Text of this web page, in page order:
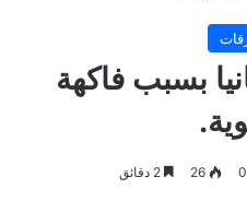
بسبب فاكهة
0
26 2 دقائق